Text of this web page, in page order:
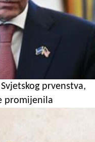
prvenstva,
promijenila